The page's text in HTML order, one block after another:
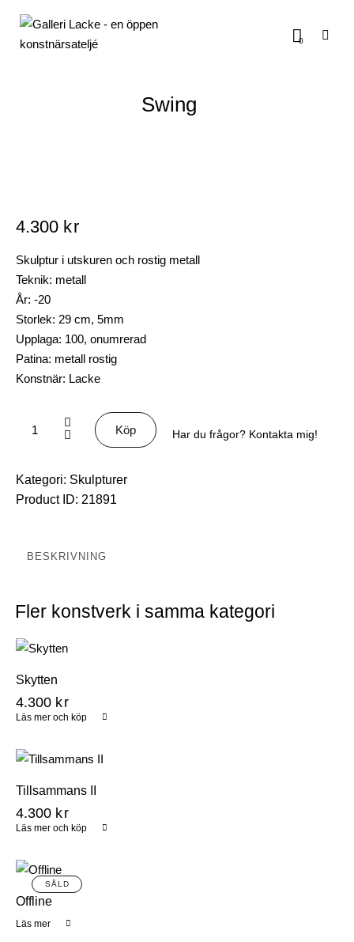
0
Swing
4.300 kr
Skulptur i utskuren och rostig metall
Teknik: metall
År: -20
Storlek: 29 cm, 5mm
Upplaga: 100, onumrerad
Patina: metall rostig
Konstnär: Lacke
Köp Har du frågor? Kontakta mig!
Kategori: Skulpturer
Product ID: 21891
BESKRIVNING
Fler konstverk i samma kategori
Skytten
4.300 kr
Läs mer och köp
Tillsammans II
4.300 kr
Läs mer och köp
Offline
Läs mer